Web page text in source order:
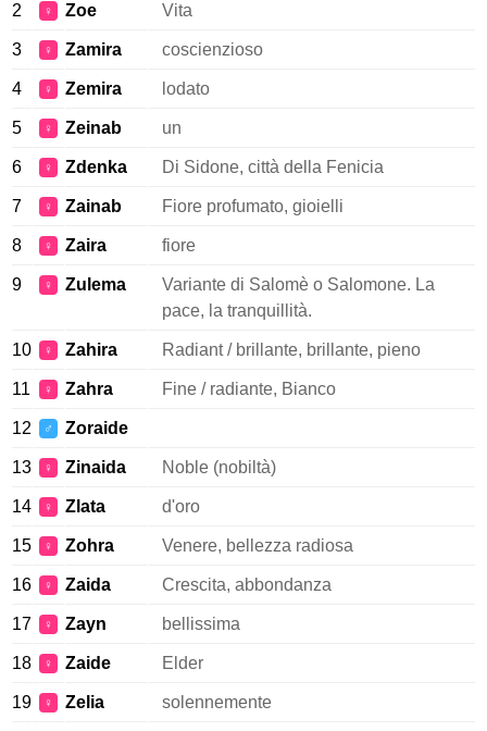
2 ♀ Zoe Vita
3 ♀ Zamira coscienzioso
4 ♀ Zemira lodato
5 ♀ Zeinab un
6 ♀ Zdenka Di Sidone, città della Fenicia
7 ♀ Zainab Fiore profumato, gioielli
8 ♀ Zaira fiore
9 ♀ Zulema
Variante di Salomè o Salomone. La
pace, la tranquillità.
10 ♀ Zahira Radiant / brillante, brillante, pieno
11 ♀ Zahra Fine / radiante, Bianco
12 ♂ Zoraide
13 ♀ Zinaida Noble (nobiltà)
14 ♀ Zlata d'oro
15 ♀ Zohra Venere, bellezza radiosa
16 ♀ Zaida Crescita, abbondanza
17 ♀ Zayn bellissima
18 ♀ Zaide Elder
19 ♀ Zelia solennemente